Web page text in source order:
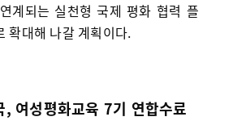
계되는 실천형 국제 평화 협력 플
확대해 나갈 계획이다.
여성평화교육 7기 연합수료